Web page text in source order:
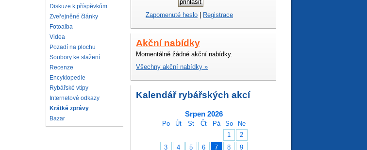
Diskuze k příspěvkům
Zveřejněné články
Fotoalba
Videa
Pozadí na plochu
Soubory ke stažení
Recenze
Encyklopedie
Rybářské vtipy
Internetové odkazy
Krátké zprávy
Bazar
Zapomenuté heslo | Registrace
Akční nabídky
Momentálně žádné akční nabídky.
Všechny akční nabídky »
Kalendář rybářských akcí
Srpen 2026
Po Út St Čt Pá So
Ne
1
2
3
4 5 6 7 8 9